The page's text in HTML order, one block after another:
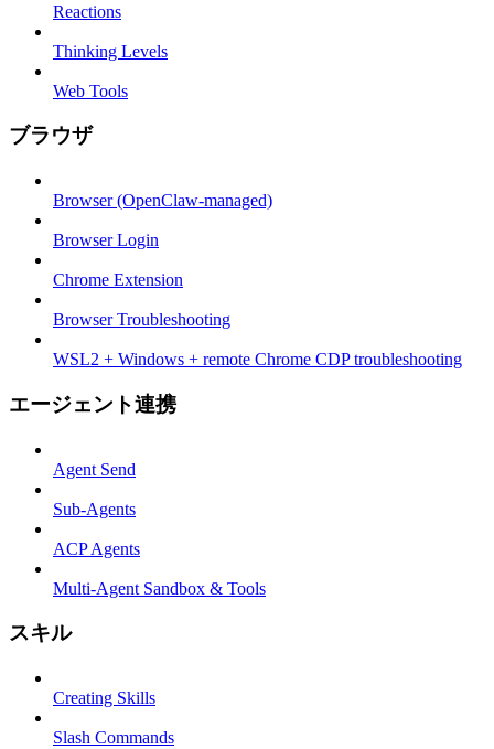
Reactions
Thinking Levels
Web Tools
ブラウザ
Browser (OpenClaw-managed)
Browser Login
Chrome Extension
Browser Troubleshooting
WSL2 + Windows + remote Chrome CDP troubleshooting
エージェント連携
Agent Send
Sub-Agents
ACP Agents
Multi-Agent Sandbox & Tools
スキル
Creating Skills
Slash Commands